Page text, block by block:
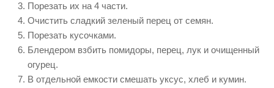
Порезать их на 4 части.
Очистить сладкий зеленый перец от семян.
Порезать кусочками.
Блендером взбить помидоры, перец, лук и очищенный
огурец.
В отдельной емкости смешать уксус, хлеб и кумин.